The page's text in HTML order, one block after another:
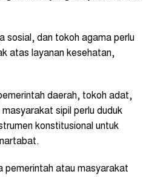
sosial, dan tokoh agama perlu
atas layanan kesehatan,
daerah, tokoh adat,
sipil perlu duduk
konstitusional untuk
pemerintah atau masyarakat